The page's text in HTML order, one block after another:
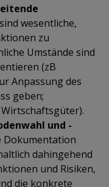
wesentliche,
zu
Umstände sind
(zB
Anpassung des
geben;
und -
Dokumentation
dahingehend
und Risiken,
die konkrete